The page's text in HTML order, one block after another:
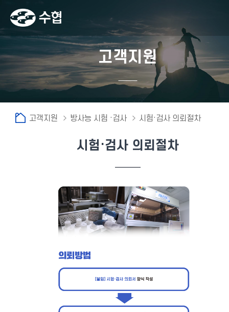
고객지원
고객지원 방사능 시험 ·검사 시험·검사 의뢰절차
시험·검사 의뢰절차
fnctId=sitemenu,menuViewType=tab